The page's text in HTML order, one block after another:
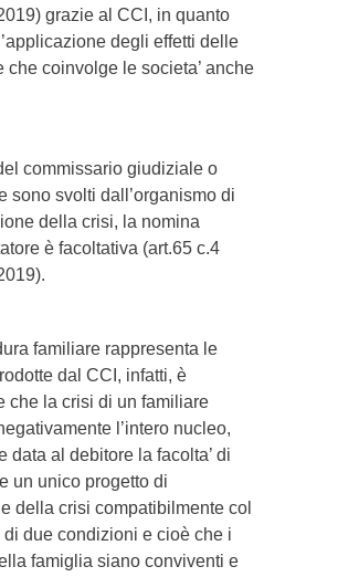
grazie al CCI, in quanto
degli effetti delle
che coinvolge le societa’ anche
commissario giudiziale o
sono svolti dall’organismo di
della crisi, la nomina
è facoltativa (art.65 c.4
familiare rappresenta le
dal CCI, infatti, è
che la crisi di un familiare
l’intero nucleo,
data al debitore la facolta’ di
un unico progetto di
della crisi compatibilmente col
due condizioni e cioè che i
famiglia siano conviventi e